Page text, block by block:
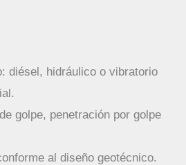
diésel, hidráulico o vibratorio
golpe, penetración por golpe
al diseño geotécnico.